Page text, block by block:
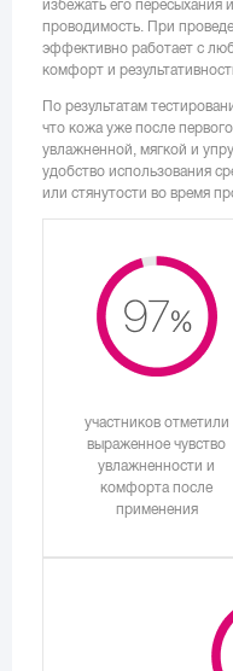
избежать его пересыхания
проводимость. При
эффективно работает с
комфорт и
По результатам
что кожа уже после
увлажненной, мягкой и
удобство использования
или стянутости во время
участников отметили
выраженное чувство
увлажненности и
комфорта после
применения